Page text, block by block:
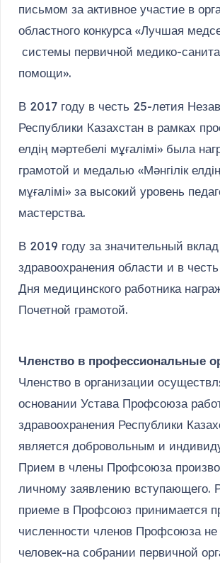
письмом за активное участие в
областного конкурса «Лучшая
системы первичной медико-
помощи».
В 2017 году в честь 25-летия
Республики Казахстан в рамках
елдің мәртебелі мұғалімі» была
грамотой и медалью «Мәнгілік
мұғалімі» за высокий уровень
мастерства.
В 2019 году за значительный
здравоохранения области и в
Дня медицинского работника
Почетной грамотой.
Членство в профессиональные
Членство в организации
основании Устава Профсоюза
здравоохранения Республики
является добровольным и
Прием в члены Профсоюза
личному заявлению вступающего.
приеме в Профсоюз принимается
численности членов Профсоюза
человек-на собрании первичной